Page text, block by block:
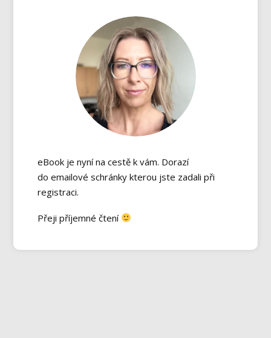
eBook je nyní na cestě k vám. Dorazí
do emailové schránky kterou jste zadali při
registraci.
Přeji příjemné čtení